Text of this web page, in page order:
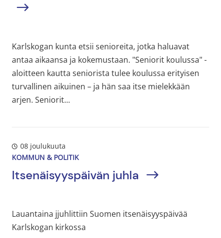
Karlskogan kunta etsii senioreita, jotka haluavat
antaa aikaansa ja kokemustaan. "Seniorit koulussa" -
aloitteen kautta seniorista tulee koulussa erityisen
turvallinen aikuinen – ja hän saa itse mielekkään
arjen. Seniorit...
08 joulukuuta
KOMMUN & POLITIK
Itsenäisyyspäivän juhla
Lauantaina jjuhlittiin Suomen itsenäisyyspäivää
Karlskogan kirkossa